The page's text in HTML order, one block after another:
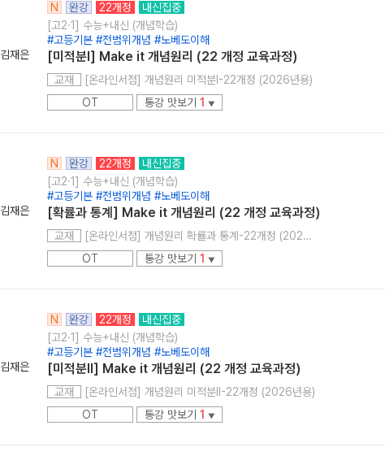
김재은
N 완강 22개정
내신집중
[고2·1] 수능+내신 (개념학습)
#고등기본 #전범위개념 #노베도이해
[미적분l] Make it 개념원리 (22 개정 교육과정)
교재
[온라인서점] 개념원리 미적분I-22개정 (2026년용)
OT
통강 맛보기 1 ▼
김재은
N 완강 22개정
내신집중
[고2·1] 수능+내신 (개념학습)
#고등기본 #전범위개념 #노베도이해
[확률과 통계] Make it 개념원리 (22 개정 교육과정)
교재
[온라인서점] 개념원리 확률과 통계-22개정 (2026년용)
OT
통강 맛보기 1 ▼
김재은
N 완강 22개정
내신집중
[고2·1] 수능+내신 (개념학습)
#고등기본 #전범위개념 #노베도이해
[미적분ll] Make it 개념원리 (22 개정 교육과정)
교재
[온라인서점] 개념원리 미적분II-22개정 (2026년용)
OT
통강 맛보기 1 ▼